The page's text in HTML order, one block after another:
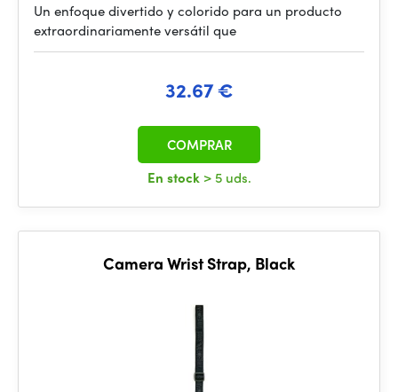
Un enfoque divertido y colorido para un producto
extraordinariamente versátil que
32.67 €
En stock > 5 uds.
COMPRAR
Camera Wrist Strap, Black